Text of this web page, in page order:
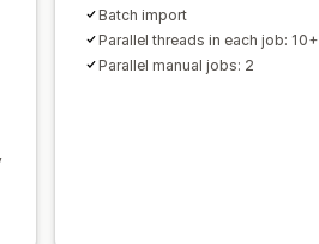
Batch import
Parallel threads in each job: 10+
Parallel manual jobs: 2